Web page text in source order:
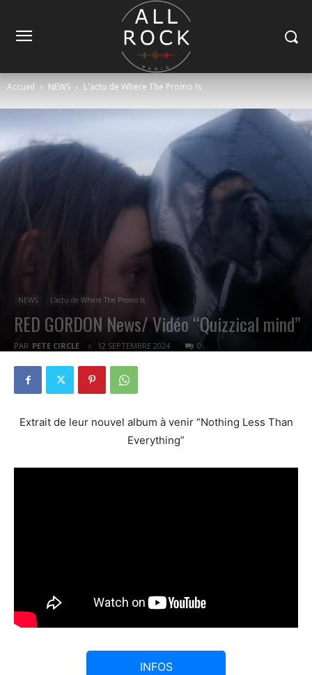
Accueil NEWS L'actu de Where The Promo Is
NEWS L'actu de Where The Promo Is
RED GORDON News/ Vidéo “Quizzical mind”
PAR PETE CIRCLE 12 SEPTEMBRE 2024 0
Extrait de leur nouvel album à venir “Nothing Less Than
Everything”
INFOS